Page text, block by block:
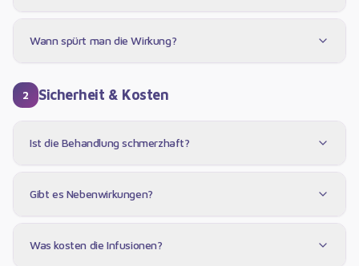
Wann spürt man die Wirkung?
2 Sicherheit & Kosten
Ist die Behandlung schmerzhaft?
Gibt es Nebenwirkungen?
Was kosten die Infusionen?